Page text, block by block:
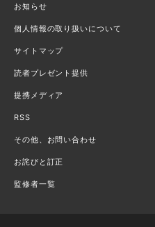
お知らせ
個人情報の取り扱いについて
サイトマップ
読者プレゼント提供
提携メディア
RSS
その他、お問い合わせ
お詫びと訂正
監修者一覧